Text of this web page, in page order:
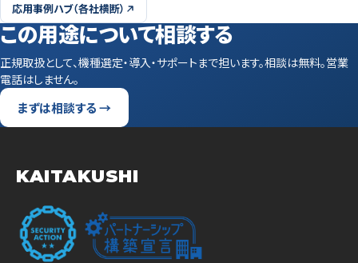
応用事例ハブ（各社横断）
この用途について相談する
正規取扱として、機種選定・導入・サポートまで担います。相談は無料。営業
電話はしません。
まずは相談する →
KAITAKUSHI